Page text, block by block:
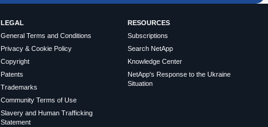
LEGAL
General Terms and Conditions
Privacy & Cookie Policy
Copyright
Patents
Trademarks
Community Terms of Use
Slavery and Human Trafficking
Statement
RESOURCES
Subscriptions
Search NetApp
Knowledge Center
NetApp's Response to the Ukraine
Situation